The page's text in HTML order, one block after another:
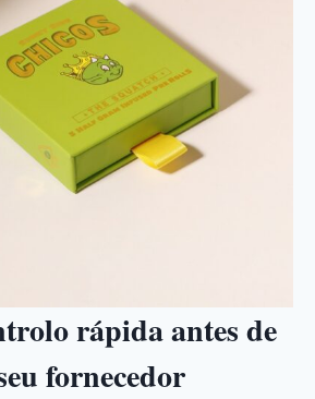
rápida antes de
fornecedor